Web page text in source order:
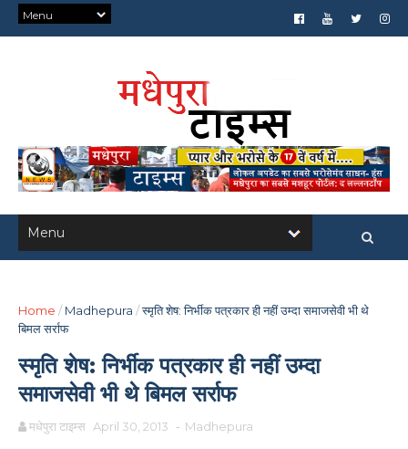
Home / Madhepura /स्मृति शेष: निर्भीक पत्रकार ही नहीं उम्दा समाजसेवी भी थे
बिमल सर्राफ
स्मृति शेष: निर्भीक पत्रकार ही नहीं उम्दा
समाजसेवी भी थे बिमल सर्राफ
मधेपुरा टाइम्स April 30, 2013 - Madhepura